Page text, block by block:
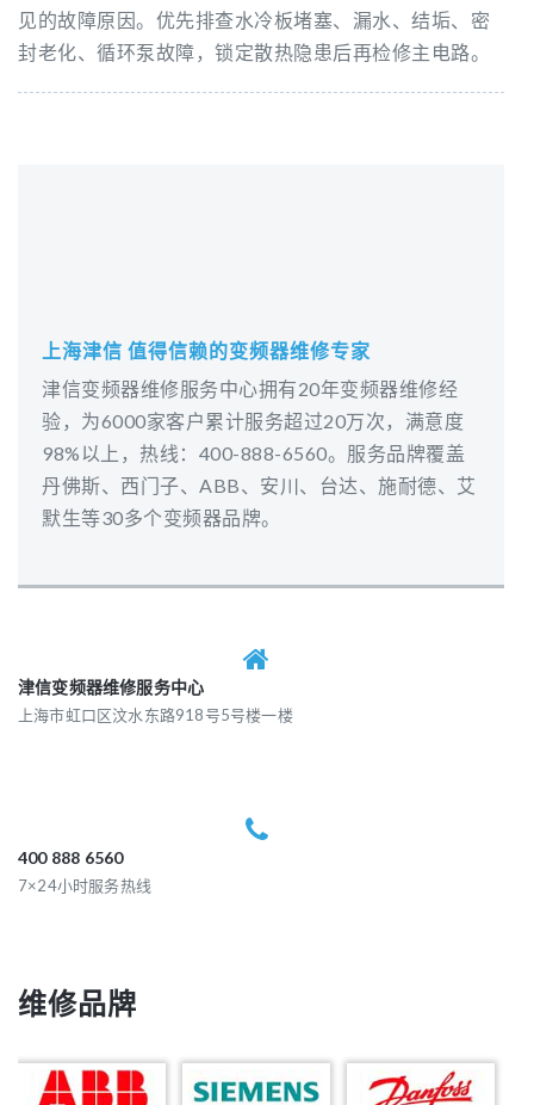
见的故障原因。优先排查水冷板堵塞、漏水、结垢、密
封老化、循环泵故障，锁定散热隐患后再检修主电路。
上海津信 值得信赖的变频器维修专家
津信变频器维修服务中心拥有20年变频器维修经
验，为6000家客户累计服务超过20万次，满意度
98%以上，热线：400-888-6560。服务品牌覆盖
丹佛斯、西门子、ABB、安川、台达、施耐德、艾
默生等30多个变频器品牌。
津信变频器维修服务中心
上海市虹口区汶水东路918号5号楼一楼
400 888 6560
7×24小时服务热线
维修品牌